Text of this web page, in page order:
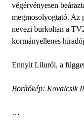
végérvényesen
megmosolyogtató. Az
nevezi burkoltan a
kormányellenes
Ennyit Liluról, a
Borítókép: Kovalcsik
…